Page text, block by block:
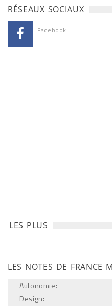
RÉSEAUX SOCIAUX
Facebook
LES PLUS
LES NOTES DE FRANCE
Autonomie:
Design: